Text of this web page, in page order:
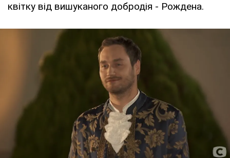
квітку від вишуканого добродія - Рождена.